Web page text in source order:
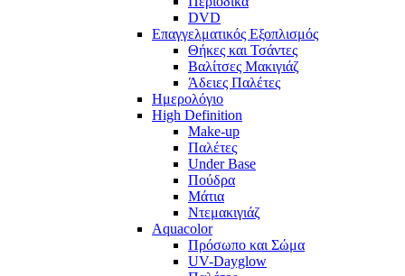
DVD
Επαγγελματικός Εξοπλισμός
Θήκες και Τσάντες
Βαλίτσες Μακιγιάζ
Άδειες Παλέτες
Ημερολόγιο
High Definition
Make-up
Παλέτες
Under Base
Πούδρα
Μάτια
Ντεμακιγιάζ
Aquacolor
Πρόσωπο και Σώμα
UV-Dayglow